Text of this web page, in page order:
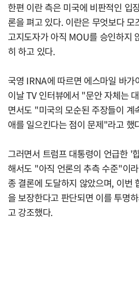
한편 이란 측은 미국에 비판적인 입
론을 펴고 있다. 이란은 무엇보다 모
고지도자가 아직 MOU를 승인하지
히 하고 있다.
국영 IRNA에 따르면 에스마일 바가
이날 TV 인터뷰에서 "문안 자체는
면서도 "미국의 모순된 주장들이 계
애를 일으킨다는 점이 문제"라고 했
그러면서 트럼프 대통령이 언급한 '
해서도 "아직 언론의 추측 수준"이
종 결론에 도달하지 않았으며, 이번
을 보장한다고 판단되면 이를 투명
고 강조했다.